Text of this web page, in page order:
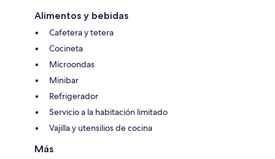
Alimentos y bebidas
Cafetera y tetera
Cocineta
Microondas
Minibar
Refrigerador
Servicio a la habitación limitado
Vajilla y utensilios de cocina
Más